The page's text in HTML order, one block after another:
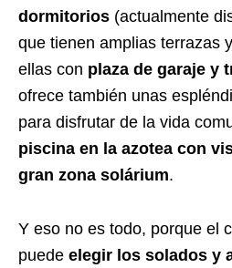
dormitorios (actualmente
que tienen amplias terrazas
ellas con plaza de garaje y
ofrece también unas
para disfrutar de la vida
piscina en la azotea con
gran zona solárium.
Y eso no es todo, porque el
puede elegir los solados y